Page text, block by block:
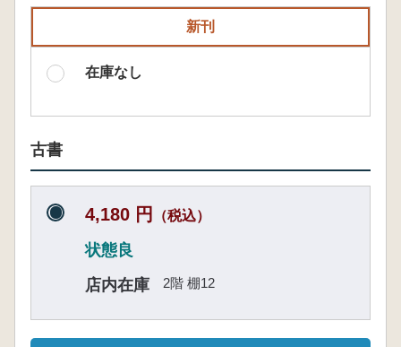
新刊
在庫なし
古書
4,180 円 （税込）
状態良
店内在庫
2階 棚12